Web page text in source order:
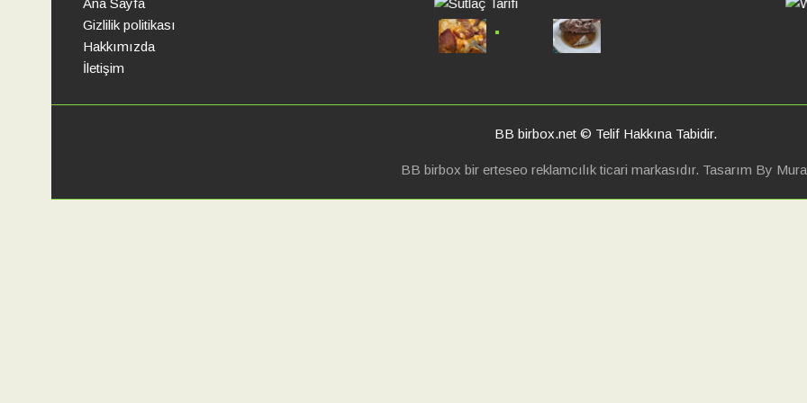
Ana Sayfa
Gizlilik politikası
Hakkımızda
İletişimPastırmalı Yumurta
BB birbox.net © Telif Hakkına Tabidir.
BB birbox bir erteseo reklamcılık ticari markasıdır. Tasarım By